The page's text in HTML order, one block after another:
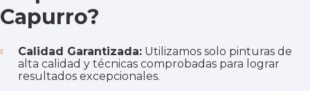
Capurro?
Calidad Garantizada: Utilizamos solo pinturas de
alta calidad y técnicas comprobadas para lograr
resultados excepcionales.